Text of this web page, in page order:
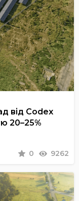
від Codex
20–25%
0 9262